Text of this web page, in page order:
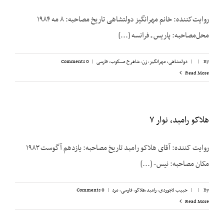
روایت‌کننده: خانم مهرانگیز دولتشاهی تاریخ مصاحبه: ۸ مه ۱۹۸۴
محل‌مصاحبه: پاریس ـ فرانسه [...]
By
|
| دولتشاهی، مهرانگیز,زن,شاهرخ مسکوب,فارسی |
0 Comments
Read More
هلاکو رامبد، نوار ۷
روایت کننده: آقای هلاکو رامبد تاریخ مصاحبه: یازدهم آگوست ۱۹۸۳
مکان مصاحبه: نیس- [...]
By
|
| حبیب لاجوردی,رامبد،‌هلاکو,فارسی,مرد |
0 Comments
Read More